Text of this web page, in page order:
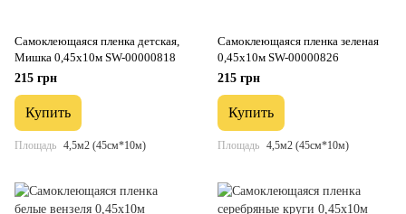
Самоклеющаяся пленка детская,
Мишка 0,45х10м SW-00000818
215 грн
Купить
Площадь 4,5м2 (45см*10м)
Самоклеющаяся пленка зеленая
0,45х10м SW-00000826
215 грн
Купить
Площадь 4,5м2 (45см*10м)